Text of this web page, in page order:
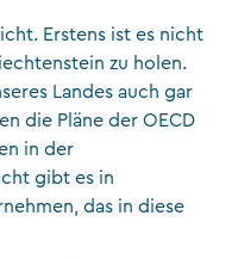
Erstens ist es nicht
zu holen.
Landes auch gar
die Pläne der OECD
in der
gibt es in
das in diese